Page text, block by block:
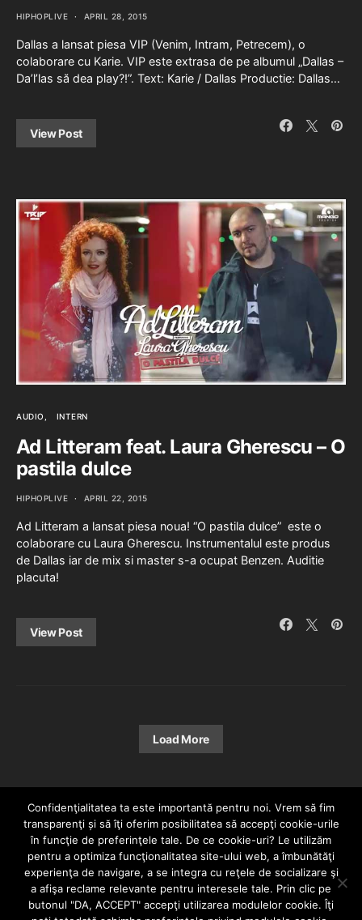
HIPHOPLIVE APRIL 28, 2015
Dallas a lansat piesa VIP (Venim, Intram, Petrecem), o
colaborare cu Karie. VIP este extrasa de pe albumul „Dallas –
Da’l’las să dea play?!”. Text: Karie / Dallas Productie: Dallas…
View Post
AUDIO INTERN
Ad Litteram feat. Laura Gherescu – O
pastila dulce
HIPHOPLIVE APRIL 22, 2015
Ad Litteram a lansat piesa noua! “O pastila dulce” este o
colaborare cu Laura Gherescu. Instrumentalul este produs
de Dallas iar de mix si master s-a ocupat Benzen. Auditie
placuta!
View Post
Load More
HOME CONTACT POLITICĂ DE CONFIDENȚIALITATE
Confidenţialitatea ta este importantă pentru noi. Vrem să fim
transparenţi și să îţi oferim posibilitatea să accepţi cookie-urile
în funcţie de preferinţele tale. De ce cookie-uri? Le utilizăm
pentru a optimiza funcţionalitatea site-ului web, a îmbunătăţi
experienţa de navigare, a se integra cu reţele de socializare şi
a afişa reclame relevante pentru interesele tale. Prin clic pe
butonul "DA, ACCEPT" accepţi utilizarea modulelor cookie. Îţi